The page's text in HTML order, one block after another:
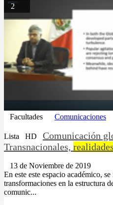
2
Facultades Comunicaciones
Lista HD
Comunicación
Transnacionales, realidades
13 de Noviembre de 2019
En este este espacio académico,
transformaciones en la estructura
comunic...